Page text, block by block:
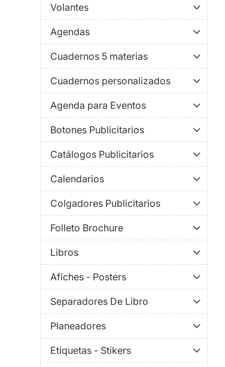
Volantes
Agendas
Cuadernos 5 materias
Cuadernos personalizados
Agenda para Eventos
Botones Publicitarios
Catálogos Publicitarios
Calendarios
Colgadores Publicitarios
Folleto Brochure
Libros
Afiches - Posters
Separadores De Libro
Planeadores
Etiquetas - Stikers